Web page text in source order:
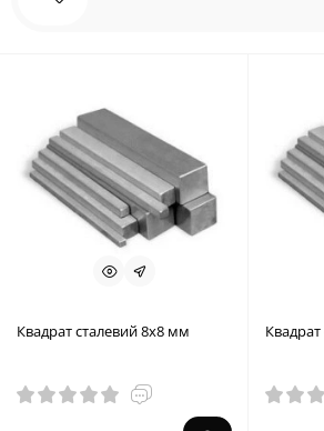
Квадрат сталевий 8х8 мм